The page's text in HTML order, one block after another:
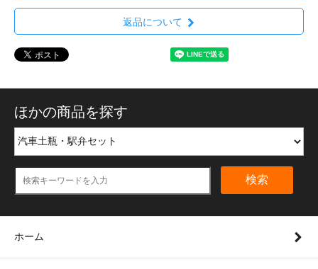
返品について
ほかの商品を探す
検索
ホーム